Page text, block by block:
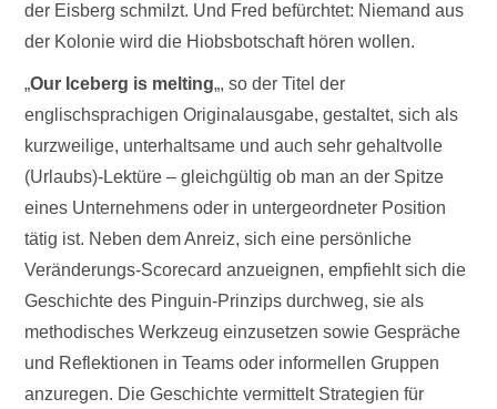
der Eisberg schmilzt. Und Fred befürchtet: Niemand aus
der Kolonie wird die Hiobsbotschaft hören wollen.
„Our Iceberg is melting„, so der Titel der
englischsprachigen Originalausgabe, gestaltet, sich als
kurzweilige, unterhaltsame und auch sehr gehaltvolle
(Urlaubs)-Lektüre – gleichgültig ob man an der Spitze
eines Unternehmens oder in untergeordneter Position
tätig ist. Neben dem Anreiz, sich eine persönliche
Veränderungs-Scorecard anzueignen, empfiehlt sich die
Geschichte des Pinguin-Prinzips durchweg, sie als
methodisches Werkzeug einzusetzen sowie Gespräche
und Reflektionen in Teams oder informellen Gruppen
anzuregen. Die Geschichte vermittelt Strategien für